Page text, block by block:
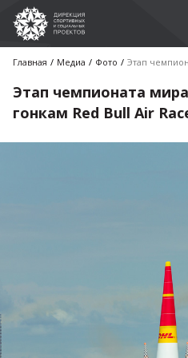
Главная Медиа Фото
Этап чемпионата
гонкам Red Bull Air